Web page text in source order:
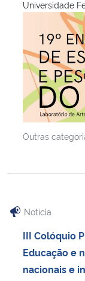
Universidade
Outras
Notícia
III Colóquio
Educação e
nacionais e